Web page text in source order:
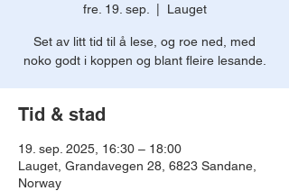
fre. 19. sep. Lauget
Set av litt tid til å lese, og roe ned, med
noko godt i koppen og blant fleire lesande.
Tid & stad
19. sep. 2025, 16:30 – 18:00
Lauget, Grandavegen 28, 6823 Sandane,
Norway